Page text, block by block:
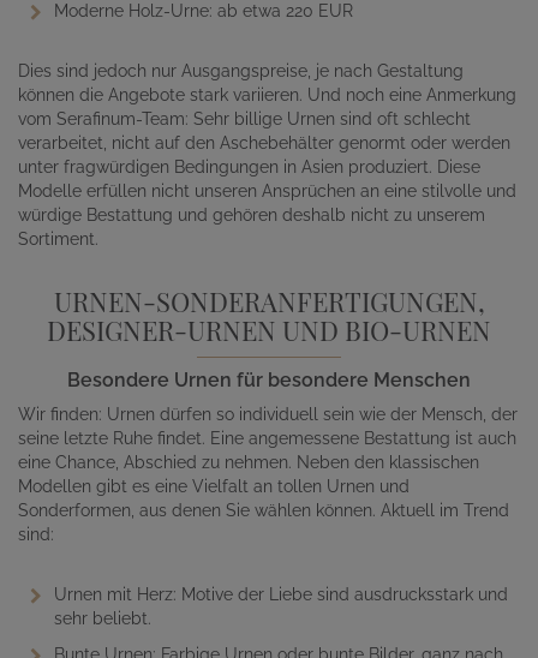
Moderne Holz-Urne: ab etwa 220 EUR
Dies sind jedoch nur Ausgangspreise, je nach Gestaltung
können die Angebote stark variieren. Und noch eine Anmerkung
vom Serafinum-Team: Sehr billige Urnen sind oft schlecht
verarbeitet, nicht auf den Aschebehälter genormt oder werden
unter fragwürdigen Bedingungen in Asien produziert. Diese
Modelle erfüllen nicht unseren Ansprüchen an eine stilvolle und
würdige Bestattung und gehören deshalb nicht zu unserem
Sortiment.
URNEN-SONDERANFERTIGUNGEN,
DESIGNER-URNEN UND BIO-URNEN
Besondere Urnen für besondere Menschen
Wir finden: Urnen dürfen so individuell sein wie der Mensch, der
seine letzte Ruhe findet. Eine angemessene Bestattung ist auch
eine Chance, Abschied zu nehmen. Neben den klassischen
Modellen gibt es eine Vielfalt an tollen Urnen und
Sonderformen, aus denen Sie wählen können. Aktuell im Trend
sind:
Urnen mit Herz: Motive der Liebe sind ausdrucksstark und
sehr beliebt.